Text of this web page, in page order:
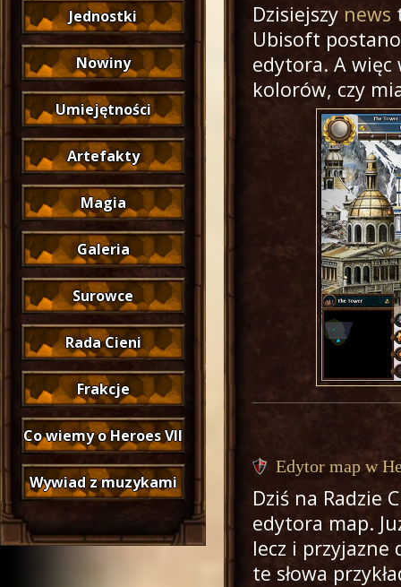
Jednostki
Nowiny
Umiejętności
Artefakty
Magia
Galeria
Surowce
Rada Cieni
Frakcje
Co wiemy o Heroes VII
Wywiad z muzykami
Dzisiejszy news
Ubisoft
edytora. A
kolorów, czy
Edytor map w
Dziś na Radzie
edytora map.
lecz i przyjazne
te słowa